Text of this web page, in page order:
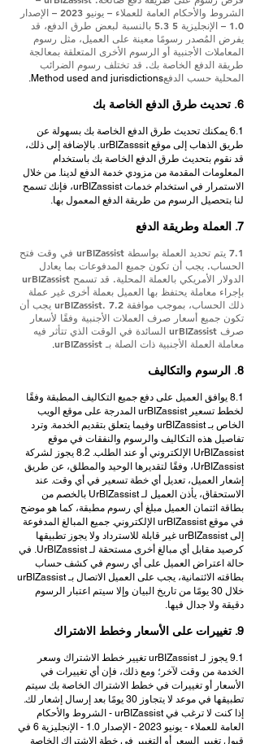
الشروط والأحكام العامة للعملاء – يونيو 2023 – الإصدار
1.0 – الإنجليزية 5 5.3 بالنسبة لبعض طرق الدفع، قد
يفرض المُصدر رسومًا معينة على العميل، مثل رسوم
المعاملات الأجنبية أو الرسوم الأخرى المتعلقة بمعالجة
طريقة الدفع الخاصة بك. قد تختلف رسوم الضرائب
المحلية حسب الدفعMethod used and jurisdictions.
6. تحديث طرق الدفع الخاصة بك
6.1 يمكنك تحديث طرق الدفع الخاصة بك بسهولة عن
طريق الذهاب إلى موقع urBIZasssit. بالإضافة إلى ذلك،
قد نقوم بتحديث طرق الدفع الخاصة بك باستخدام
المعلومات المقدمة من مزودي خدمة الدفع لدينا. من خلال
الاستمرار في استخدام خدمات urBIZassist، فإنك تسمح
لنا بتحصيل الرسوم من طريقة الدفع المعمول بها.
7. العملة وطريقة الدفع
7.1 يتم تحديد العملة بواسطة urBIZassist في وقت فتح
الحساب. يجب أن تكون جميع المدفوعات بما يعادل
الدولار الأمريكي بالعملة المحلية. قد تسمح urBIZassist
بإجراء معاملة يحتفظ بها العميل بعملة أخرى غير عملة
ذلك الحساب، بموجب موافقة urBIZassist. 7.2 يجب أن
تكون جميع أسعار صرف العملات الأجنبية وفقًا لأسعار
صرف urBIZassist السائدة في الوقت الذي تتأثر فيه
معاملة العملة الأجنبية ذات الصلة بـ urBIZassist
.
8. الرسوم والتكاليف
8.1 يوافق العميل على دفع جميع التكاليف المطبقة وفقًا
لخطط تسعير urBIZassist المدرجة على موقع الويب
الخاص بـ urBIZassist وفيما يتعلق بتقديم الخدمة. وترد
تفاصيل هذه التكاليف والرسوم والنفقات في موقع
UrBIZassist الإلكتروني أو عند الطلب. 8.2 يجوز لشركة
UrBIZassist، وفقًا لتقديرها الوحيد والمطلق، عن طريق
إشعار العميل، تعديل أي خطة تسعير في أي وقت. عند
الاستحقاق، يأذن العميل لـ UrBIZassist بالخصم من
بطاقة ائتمان العميل مبلغ أي رسوم مطبقة، كما هو موضح
في موقع urBIZassist الإلكتروني. جميع المبالغ المدفوعة
إلى urBIZassist غير قابلة للاسترداد ولا يجوز تطبيقها
كرصيد مقابل أي مبالغ أخرى مستحقة لـ UrBIZassist. في
حالة اعتراض العميل على أي رسوم في كشف حساب
بطاقته الائتمانية، يجب على العميل الاتصال بـ urBIZassist
خلال 30 يومًا من تاريخ البيان وإلا سيتم اعتبار الرسوم
دقيقة ولا جدال فيها.
9. تغييرات على الأسعار وخطط الاشتراك
9.1 يجوز لـ urBIZassist تغيير خطط الاشتراك وسعر
الخدمة من وقت لآخر؛ ومع ذلك، فإن أي تغييرات في
الأسعار أو تغييرات في خطط الاشتراك الخاصة بك سيتم
تطبيقها في موعد لا يتجاوز 30 يومًا بعد إرسال إشعار لك.
إذا كنت لا ترغب في urBIZassist - الشروط والأحكام
العامة للعملاء - يونيو 2023 - الإصدار 1.0 - الإنجليزية 6 في
قبول تغيير السعر أو التغيير في خطة الاشتراك الخاصة